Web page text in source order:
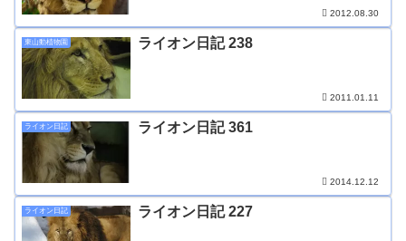
2012.08.30
東山動植物園 ライオン日記 238
2011.01.11
ライオン日記 ライオン日記 361
2014.12.12
ライオン日記 ライオン日記 227